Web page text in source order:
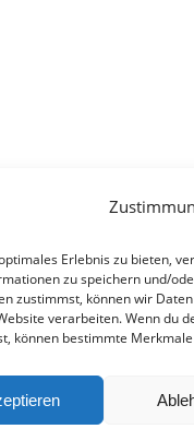
Erlebnis zu bieten,
zu speichern und/
zustimmst, können wir
verarbeiten. Wenn du
können bestimmte